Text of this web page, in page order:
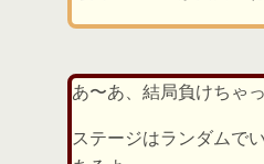
あ〜あ、結局負けちゃっ
ステージはランダムで